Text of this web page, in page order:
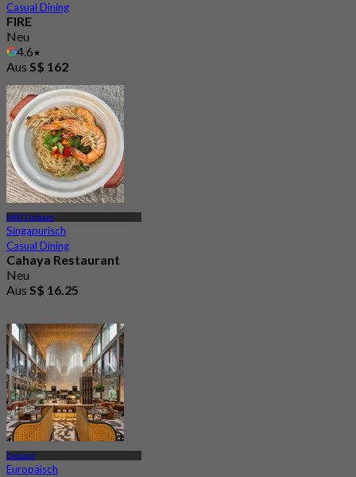
Casual Dining
FIRE
Neu
4.6
Aus S$ 162
MRT Orchard
Singapurisch
Casual Dining
Cahaya Restaurant
Neu
Aus S$ 16.25
Orchard
Europäisch